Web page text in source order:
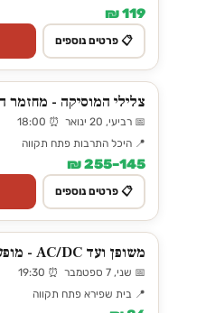
119 ₪
📋 פרטים נוספים
צלילי המוסיקה - מחזמר
📅 רביעי, 20 ינואר ⏰ 18:00
📍 היכל התרבות פתח תקווה
145–255 ₪
📋 פרטים נוספים
משופן ועד AC/DC - מופע פסנתר לאור נרות
📅 שני, 7 ספטמבר ⏰ 19:30
📍 בית שפירא פתח תקווה